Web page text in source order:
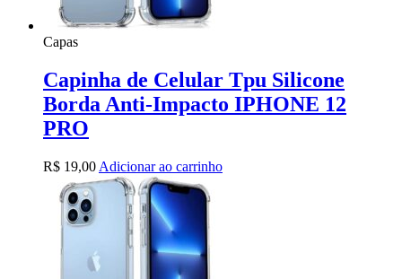
Capas
Capinha de Celular Tpu Silicone
Borda Anti-Impacto IPHONE 12
PRO
R$ 19,00 Adicionar ao carrinho